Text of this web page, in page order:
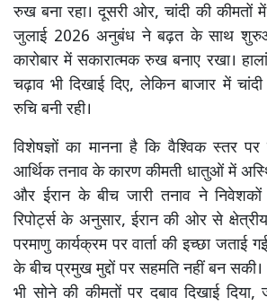
रुख बना रहा। दूसरी ओर, चांदी की कीमतों
जुलाई 2026 अनुबंध ने बढ़त के साथ
कारोबार में सकारात्मक रुख बनाए रखा।
चढ़ाव भी दिखाई दिए, लेकिन बाजार में
रुचि बनी रही।
विशेषज्ञों का मानना है कि वैश्विक स्तर
आर्थिक तनाव के कारण कीमती धातुओं में
और ईरान के बीच जारी तनाव ने निवेशकों
रिपोर्ट्स के अनुसार, ईरान की ओर से
परमाणु कार्यक्रम पर वार्ता की इच्छा जताई
के बीच प्रमुख मुद्दों पर सहमति नहीं बन सकी।
भी सोने की कीमतों पर दबाव दिखाई दिया,